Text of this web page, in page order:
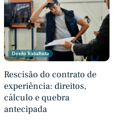
Direito Trabalhista
Rescisão do contrato de
experiência: direitos,
cálculo e quebra
antecipada